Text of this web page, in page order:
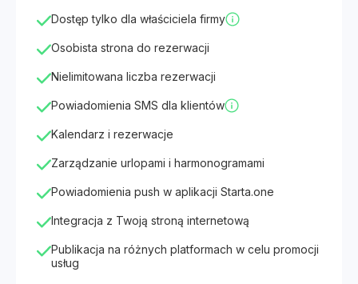
Dostęp tylko dla właściciela firmy
Osobista strona do rezerwacji
Nielimitowana liczba rezerwacji
Powiadomienia SMS dla klientów
Kalendarz i rezerwacje
Zarządzanie urlopami i harmonogramami
Powiadomienia push w aplikacji Starta.one
Integracja z Twoją stroną internetową
Publikacja na różnych platformach w celu promocji
usług